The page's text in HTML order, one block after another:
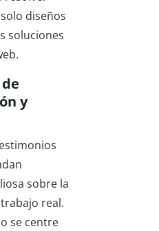
diseños
soluciones
y
sobre la
real.
se centre